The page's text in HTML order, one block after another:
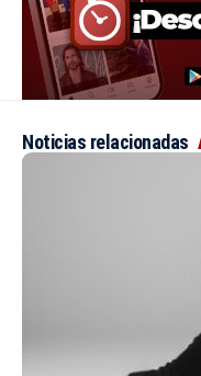
Noticias relacionadas